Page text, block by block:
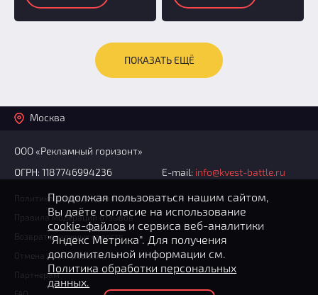
ПОКАЗАТЬ ЕЩЁ
Москва
ООО «Рекламный горизонт»
ОГРН: 1187746994236
E-mail: info@kvest-battle.ru
Политика конфиденциальности
Правила модерации отзывов
Возврат денежных средств
Отмена бронирования
Партнерам
Продолжая пользоваться нашим сайтом,
Вы даёте согласие на использование
cookie-файлови сервиса веб-аналитики
"Яндекс Метрика". Для получения
дополнительной информации см.
Политика обработки персональных
данных.